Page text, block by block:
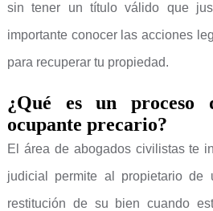
sin tener un título válido que
importante conocer las acciones
para recuperar tu propiedad.
¿Qué es un proceso
ocupante precario?
El área de abogados civilistas te
judicial permite al propietario de
restitución de su bien cuando